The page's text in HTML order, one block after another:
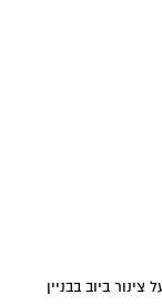
ביוב בבניין